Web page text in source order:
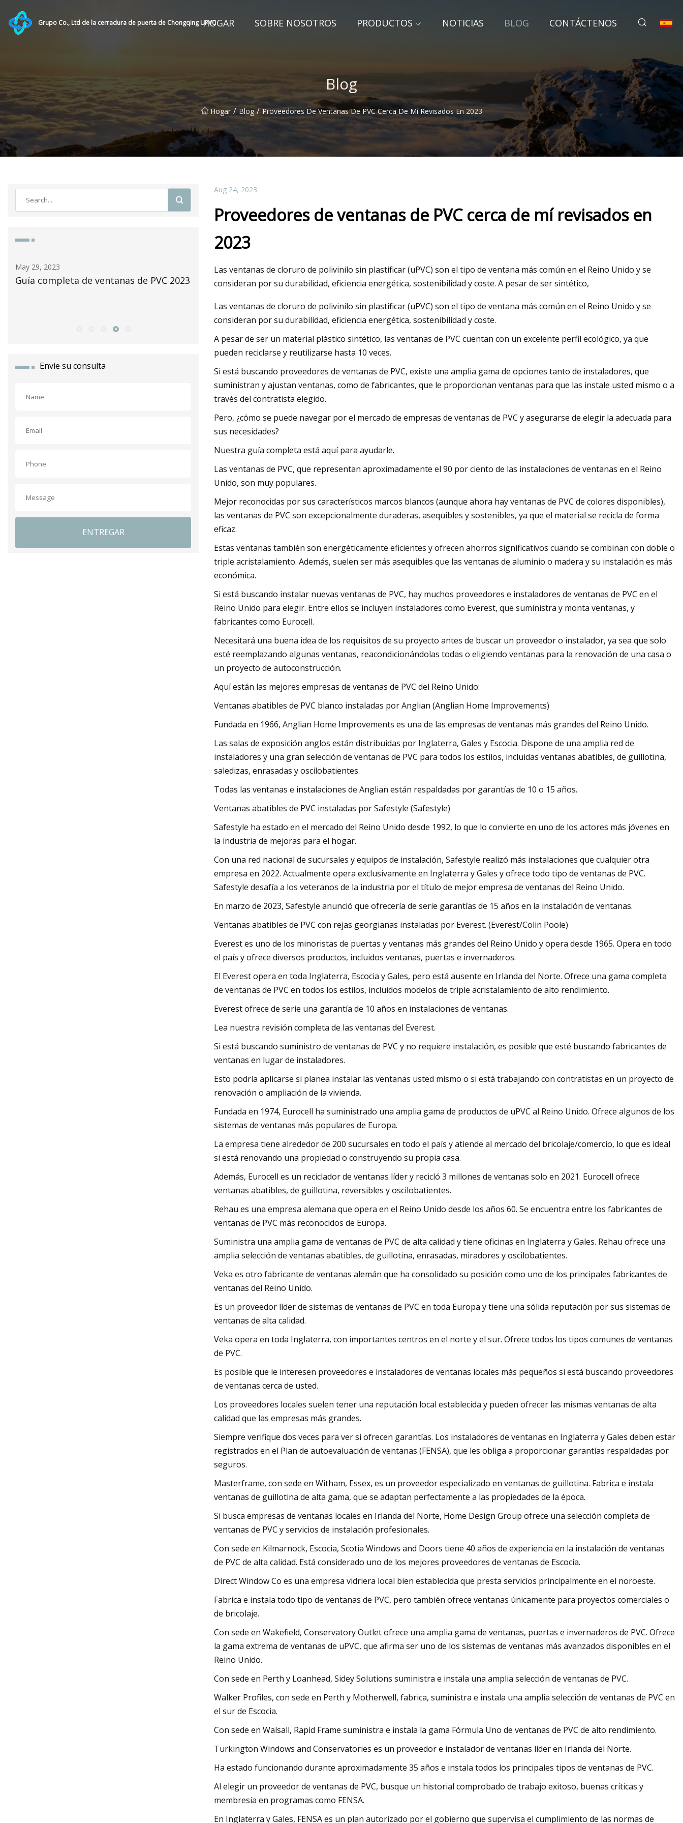
Grupo Co., Ltd de la cerradura de puerta de Chongqing UPVCHOGAR SOBRE NOSOTROS PRODUCTOS NOTICIAS BLOG CONTÁCTENOS
Blog
Hogar / Blog / Proveedores De Ventanas De PVC Cerca De Mí Revisados ​​en 2023
de ventanas de PVC 2023Proveedores de ventanas de PVC cerca
May 26, 2023
Producción automatizada de vidrio
Felbermayer Ventanas y puertas
Envíe su consulta
ENTREGAR
Aug 24, 2023
Proveedores de ventanas de PVC cerca de mí revisados ​​en
2023
Las ventanas de cloruro de polivinilo sin plastificar (uPVC) son el tipo de ventana más común en el Reino Unido y se
consideran por su durabilidad, eficiencia energética, sostenibilidad y coste. A pesar de ser sintético,
Las ventanas de cloruro de polivinilo sin plastificar (uPVC) son el tipo de ventana más común en el Reino Unido y se
consideran por su durabilidad, eficiencia energética, sostenibilidad y coste.
A pesar de ser un material plástico sintético, las ventanas de PVC cuentan con un excelente perfil ecológico, ya que
pueden reciclarse y reutilizarse hasta 10 veces.
Si está buscando proveedores de ventanas de PVC, existe una amplia gama de opciones tanto de instaladores, que
suministran y ajustan ventanas, como de fabricantes, que le proporcionan ventanas para que las instale usted mismo o a
través del contratista elegido.
Pero, ¿cómo se puede navegar por el mercado de empresas de ventanas de PVC y asegurarse de elegir la adecuada para
sus necesidades?
Nuestra guía completa está aquí para ayudarle.
Las ventanas de PVC, que representan aproximadamente el 90 por ciento de las instalaciones de ventanas en el Reino
Unido, son muy populares.
Mejor reconocidas por sus característicos marcos blancos (aunque ahora hay ventanas de PVC de colores disponibles),
las ventanas de PVC son excepcionalmente duraderas, asequibles y sostenibles, ya que el material se recicla de forma
eficaz.
Estas ventanas también son energéticamente eficientes y ofrecen ahorros significativos cuando se combinan con doble o
triple acristalamiento. Además, suelen ser más asequibles que las ventanas de aluminio o madera y su instalación es más
económica.
Si está buscando instalar nuevas ventanas de PVC, hay muchos proveedores e instaladores de ventanas de PVC en el
Reino Unido para elegir. Entre ellos se incluyen instaladores como Everest, que suministra y monta ventanas, y
fabricantes como Eurocell.
Necesitará una buena idea de los requisitos de su proyecto antes de buscar un proveedor o instalador, ya sea que solo
esté reemplazando algunas ventanas, reacondicionándolas todas o eligiendo ventanas para la renovación de una casa o
un proyecto de autoconstrucción.
Aquí están las mejores empresas de ventanas de PVC del Reino Unido:
Ventanas abatibles de PVC blanco instaladas por Anglian (Anglian Home Improvements)
Fundada en 1966, Anglian Home Improvements es una de las empresas de ventanas más grandes del Reino Unido.
Las salas de exposición anglos están distribuidas por Inglaterra, Gales y Escocia. Dispone de una amplia red de
instaladores y una gran selección de ventanas de PVC para todos los estilos, incluidas ventanas abatibles, de guillotina,
saledizas, enrasadas y oscilobatientes.
Todas las ventanas e instalaciones de Anglian están respaldadas por garantías de 10 o 15 años.
Ventanas abatibles de PVC instaladas por Safestyle (Safestyle)
Safestyle ha estado en el mercado del Reino Unido desde 1992, lo que lo convierte en uno de los actores más jóvenes en
la industria de mejoras para el hogar.
Con una red nacional de sucursales y equipos de instalación, Safestyle realizó más instalaciones que cualquier otra
empresa en 2022. Actualmente opera exclusivamente en Inglaterra y Gales y ofrece todo tipo de ventanas de PVC.
Safestyle desafía a los veteranos de la industria por el título de mejor empresa de ventanas del Reino Unido.
En marzo de 2023, Safestyle anunció que ofrecería de serie garantías de 15 años en la instalación de ventanas.
Ventanas abatibles de PVC con rejas georgianas instaladas por Everest. (Everest/Colin Poole)
Everest es uno de los minoristas de puertas y ventanas más grandes del Reino Unido y opera desde 1965. Opera en todo
el país y ofrece diversos productos, incluidos ventanas, puertas e invernaderos.
El Everest opera en toda Inglaterra, Escocia y Gales, pero está ausente en Irlanda del Norte. Ofrece una gama completa
de ventanas de PVC en todos los estilos, incluidos modelos de triple acristalamiento de alto rendimiento.
Everest ofrece de serie una garantía de 10 años en instalaciones de ventanas.
Lea nuestra revisión completa de las ventanas del Everest.
Si está buscando suministro de ventanas de PVC y no requiere instalación, es posible que esté buscando fabricantes de
ventanas en lugar de instaladores.
Esto podría aplicarse si planea instalar las ventanas usted mismo o si está trabajando con contratistas en un proyecto de
renovación o ampliación de la vivienda.
Fundada en 1974, Eurocell ha suministrado una amplia gama de productos de uPVC al Reino Unido. Ofrece algunos de los
sistemas de ventanas más populares de Europa.
La empresa tiene alrededor de 200 sucursales en todo el país y atiende al mercado del bricolaje/comercio, lo que es ideal
si está renovando una propiedad o construyendo su propia casa.
Además, Eurocell es un reciclador de ventanas líder y recicló 3 millones de ventanas solo en 2021. Eurocell ofrece
ventanas abatibles, de guillotina, reversibles y oscilobatientes.
Rehau es una empresa alemana que opera en el Reino Unido desde los años 60. Se encuentra entre los fabricantes de
ventanas de PVC más reconocidos de Europa.
Suministra una amplia gama de ventanas de PVC de alta calidad y tiene oficinas en Inglaterra y Gales. Rehau ofrece una
amplia selección de ventanas abatibles, de guillotina, enrasadas, miradores y oscilobatientes.
Veka es otro fabricante de ventanas alemán que ha consolidado su posición como uno de los principales fabricantes de
ventanas del Reino Unido.
Es un proveedor líder de sistemas de ventanas de PVC en toda Europa y tiene una sólida reputación por sus sistemas de
ventanas de alta calidad.
Veka opera en toda Inglaterra, con importantes centros en el norte y el sur. Ofrece todos los tipos comunes de ventanas
de PVC.
Es posible que le interesen proveedores e instaladores de ventanas locales más pequeños si está buscando proveedores
de ventanas cerca de usted.
Los proveedores locales suelen tener una reputación local establecida y pueden ofrecer las mismas ventanas de alta
calidad que las empresas más grandes.
Siempre verifique dos veces para ver si ofrecen garantías. Los instaladores de ventanas en Inglaterra y Gales deben estar
registrados en el Plan de autoevaluación de ventanas (FENSA), que les obliga a proporcionar garantías respaldadas por
seguros.
Masterframe, con sede en Witham, Essex, es un proveedor especializado en ventanas de guillotina. Fabrica e instala
ventanas de guillotina de alta gama, que se adaptan perfectamente a las propiedades de la época.
Si busca empresas de ventanas locales en Irlanda del Norte, Home Design Group ofrece una selección completa de
ventanas de PVC y servicios de instalación profesionales.
Con sede en Kilmarnock, Escocia, Scotia Windows and Doors tiene 40 años de experiencia en la instalación de ventanas
de PVC de alta calidad. Está considerado uno de los mejores proveedores de ventanas de Escocia.
Direct Window Co es una empresa vidriera local bien establecida que presta servicios principalmente en el noroeste.
Fabrica e instala todo tipo de ventanas de PVC, pero también ofrece ventanas únicamente para proyectos comerciales o
de bricolaje.
Con sede en Wakefield, Conservatory Outlet ofrece una amplia gama de ventanas, puertas e invernaderos de PVC. Ofrece
la gama extrema de ventanas de uPVC, que afirma ser uno de los sistemas de ventanas más avanzados disponibles en el
Reino Unido.
Con sede en Perth y Loanhead, Sidey Solutions suministra e instala una amplia selección de ventanas de PVC.
Walker Profiles, con sede en Perth y Motherwell, fabrica, suministra e instala una amplia selección de ventanas de PVC en
el sur de Escocia.
Con sede en Walsall, Rapid Frame suministra e instala la gama Fórmula Uno de ventanas de PVC de alto rendimiento.
Turkington Windows and Conservatories es un proveedor e instalador de ventanas líder en Irlanda del Norte.
Ha estado funcionando durante aproximadamente 35 años e instala todos los principales tipos de ventanas de PVC.
Al elegir un proveedor de ventanas de PVC, busque un historial comprobado de trabajo exitoso, buenas críticas y
membresía en programas como FENSA.
En Inglaterra y Gales, FENSA es un plan autorizado por el gobierno que supervisa el cumplimiento de las normas de